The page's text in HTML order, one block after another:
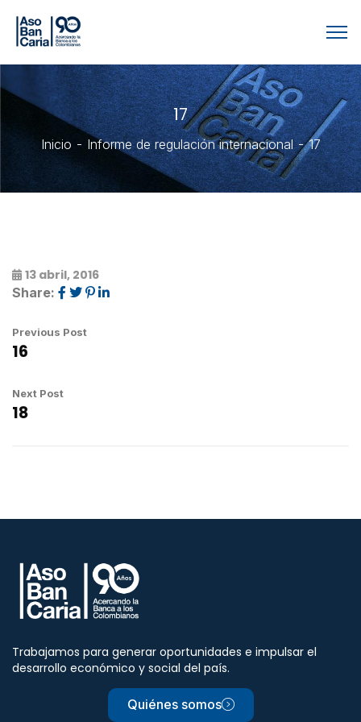
17
Inicio Informe de regulación internacional 17
13 abril, 2016
Share:
Previous Post
16
Next Post
18
Trabajamos para generar oportunidades e impulsar el
desarrollo económico y social del país.
Quiénes somos